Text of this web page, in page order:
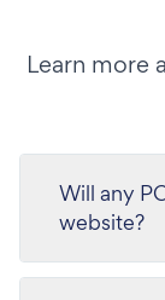
Learn more
Will any
website?